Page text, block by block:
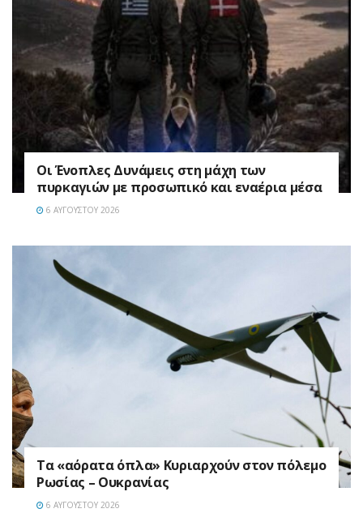
Οι Ένοπλες Δυνάμεις στη μάχη των
πυρκαγιών με προσωπικό και εναέρια μέσα
6 ΑΥΓΟΎΣΤΟΥ 2026
Τα «αόρατα όπλα» Κυριαρχούν στον πόλεμο
Ρωσίας – Ουκρανίας
6 ΑΥΓΟΎΣΤΟΥ 2026